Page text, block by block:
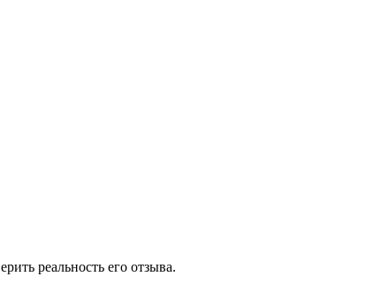
реальность его отзыва.